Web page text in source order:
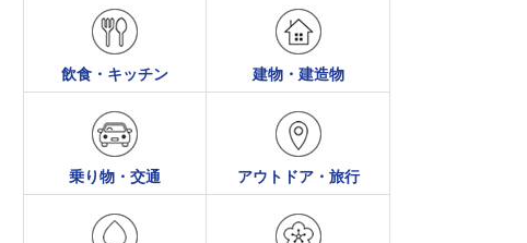
飲食・キッチン 建物・建造物
乗り物・交通 アウトドア・旅行